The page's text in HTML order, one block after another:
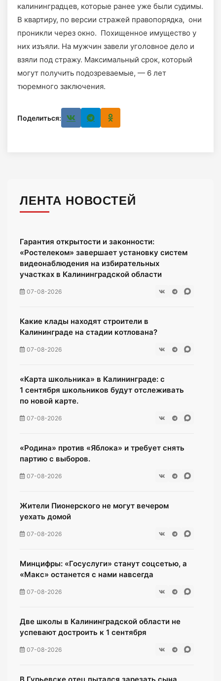
калининградцев, которые ранее уже были судимы.
В квартиру, по версии стражей правопорядка, они
проникли через окно. Похищенное имущество у
них изъяли. На мужчин завели уголовное дело и
взяли под стражу. Максимальный срок, который
могут получить подозреваемые, — 6 лет
тюремного заключения.
Поделиться:
ЛЕНТА НОВОСТЕЙ
Гарантия открытости и законности:
«Ростелеком» завершает установку систем
видеонаблюдения на избирательных
участках в Калининградской области
07-08-2026
Какие клады находят строители в
Калининграде на стадии котлована?
07-08-2026
«Карта школьника» в Калининграде: с
1 сентября школьников будут отслеживать
по новой карте.
07-08-2026
«Родина» против «Яблока» и требует снять
партию с выборов.
07-08-2026
Жители Пионерского не могут вечером
уехать домой
07-08-2026
Минцифры: «Госуслуги» станут соцсетью, а
«Макс» останется с нами навсегда
07-08-2026
Две школы в Калининградской области не
успевают достроить к 1 сентября
07-08-2026